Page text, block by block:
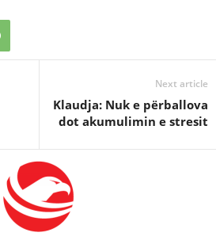
Next article
Klaudja: Nuk e përballova
dot akumulimin e stresit